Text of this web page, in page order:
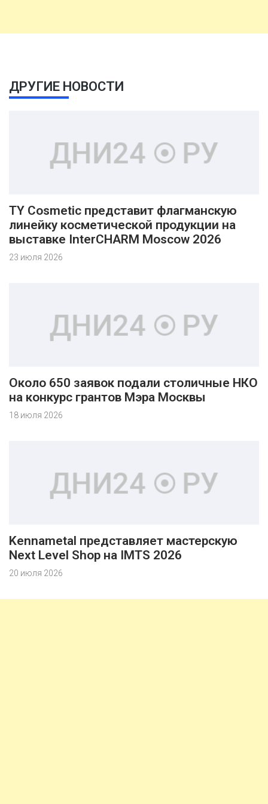
ДРУГИЕ НОВОСТИ
TY Cosmetic представит флагманскую
линейку косметической продукции на
выставке InterCHARM Moscow 2026
23 июля 2026
Около 650 заявок подали столичные НКО
на конкурс грантов Мэра Москвы
18 июля 2026
Kennametal представляет мастерскую
Next Level Shop на IMTS 2026
20 июля 2026